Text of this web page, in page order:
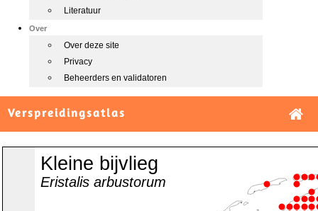
Literatuur
Over
Over deze site
Privacy
Beheerders en validatoren
Verspreidingsatlas